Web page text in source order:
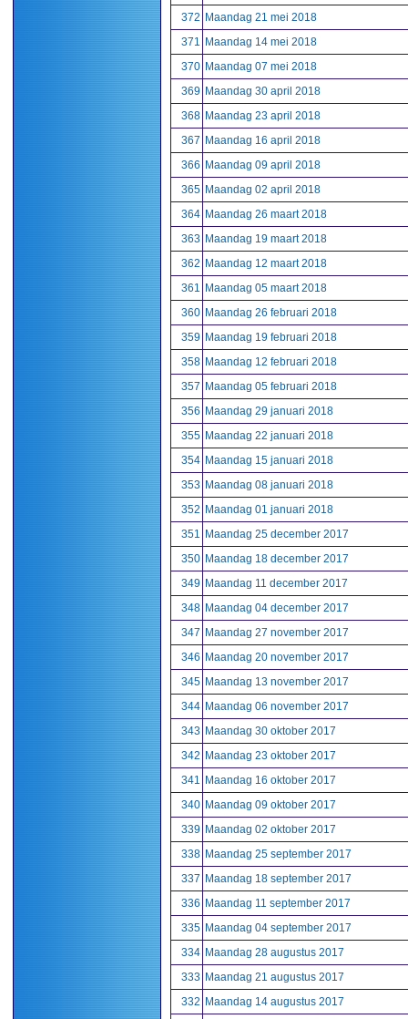
372 Maandag 21 mei 2018
371 Maandag 14 mei 2018
370 Maandag 07 mei 2018
369 Maandag 30 april 2018
368 Maandag 23 april 2018
367 Maandag 16 april 2018
366 Maandag 09 april 2018
365 Maandag 02 april 2018
364 Maandag 26 maart 2018
363 Maandag 19 maart 2018
362 Maandag 12 maart 2018
361 Maandag 05 maart 2018
360 Maandag 26 februari 2018
359 Maandag 19 februari 2018
358 Maandag 12 februari 2018
357 Maandag 05 februari 2018
356 Maandag 29 januari 2018
355 Maandag 22 januari 2018
354 Maandag 15 januari 2018
353 Maandag 08 januari 2018
352 Maandag 01 januari 2018
351 Maandag 25 december 2017
350 Maandag 18 december 2017
349 Maandag 11 december 2017
348 Maandag 04 december 2017
347 Maandag 27 november 2017
346 Maandag 20 november 2017
345 Maandag 13 november 2017
344 Maandag 06 november 2017
343 Maandag 30 oktober 2017
342 Maandag 23 oktober 2017
341 Maandag 16 oktober 2017
340 Maandag 09 oktober 2017
339 Maandag 02 oktober 2017
338 Maandag 25 september 2017
337 Maandag 18 september 2017
336 Maandag 11 september 2017
335 Maandag 04 september 2017
334 Maandag 28 augustus 2017
333 Maandag 21 augustus 2017
332 Maandag 14 augustus 2017